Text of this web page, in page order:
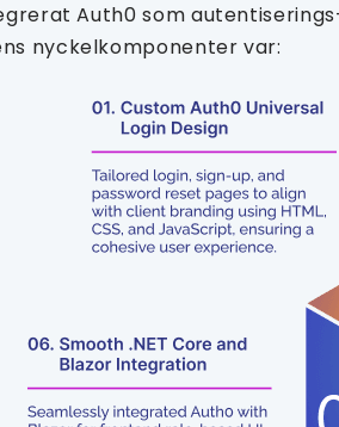
Auth0 som
nyckelkomponenter var: